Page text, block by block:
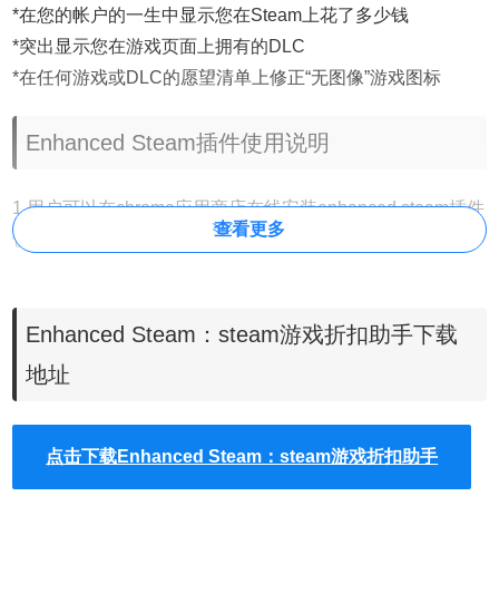
*在您的帐户的一生中显示您在Steam上花了多少钱
*突出显示您在游戏页面上拥有的DLC
*在任何游戏或DLC的愿望清单上修正“无图像”游戏图标
Enhanced Steam插件使用说明
1.用户可以在chrome应用商店在线安装enhanced steam插件
也可以在本站离线下载安装，本站的安装包未做任何添加修改，
照：怎么在谷歌浏览器中安装.crx扩展名的离线Chrome插
件？ 最新谷歌浏览器离线安装版可以从这里下载：
https://huajiakeji.com/chrome/2017-09/813.html。
2.在chrome浏览器中安装好
Enhanced Steam后，在浏览器
查看更多
Enhanced Steam：steam游戏折扣助手下载
地址
点击下载Enhanced Steam：steam游戏折扣助手